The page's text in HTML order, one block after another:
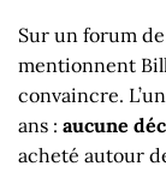
Sur un forum
mentionnent
convaincre.
ans : aucune
acheté autour